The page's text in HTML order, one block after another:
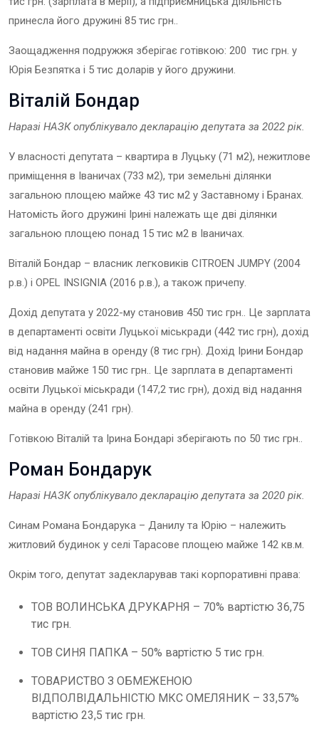
принесла його дружині 85 тис грн..
Заощадження подружжя зберігає готівкою: 200 тис грн. у
Юрія Безпятка і 5 тис доларів у його дружини.
Віталій Бондар
Наразі НАЗК опублікувало декларацію депутата за 2022 рік.
У власності депутата – квартира в Луцьку (71 м2), нежитлове
приміщення в Іваничах (733 м2), три земельні ділянки
загальною площею майже 43 тис м2 у Заставному і Бранах.
Натомість його дружині Ірині належать ще дві ділянки
загальною площею понад 15 тис м2 в Іваничах.
Віталій Бондар – власник легковиків CITROEN JUMPY (2004
р.в.) і OPEL INSIGNIA (2016 р.в.), а також причепу.
Дохід депутата у 2022-му становив 450 тис грн.. Це зарплата
в департаменті освіти Луцької міськради (442 тис грн), дохід
від надання майна в оренду (8 тис грн). Дохід Ірини Бондар
становив майже 150 тис грн.. Це зарплата в департаменті
освіти Луцької міськради (147,2 тис грн), дохід від надання
майна в оренду (241 грн).
Готівкою Віталій та Ірина Бондарі зберігають по 50 тис грн..
Роман Бондарук
Наразі НАЗК опублікувало декларацію депутата за 2020 рік.
Синам Романа Бондарука – Данилу та Юрію – належить
житловий будинок у селі Тарасове площею майже 142 кв.м.
Окрім того, депутат задекларував такі корпоративні права:
ТОВ ВОЛИНСЬКА ДРУКАРНЯ – 70% вартістю 36,75
тис грн.
ТОВ СИНЯ ПАПКА – 50% вартістю 5 тис грн.
ТОВАРИСТВО З ОБМЕЖЕНОЮ
ВІДПОЛВІДАЛЬНІСТЮ МКС ОМЕЛЯНИК – 33,57%
вартістю 23,5 тис грн.